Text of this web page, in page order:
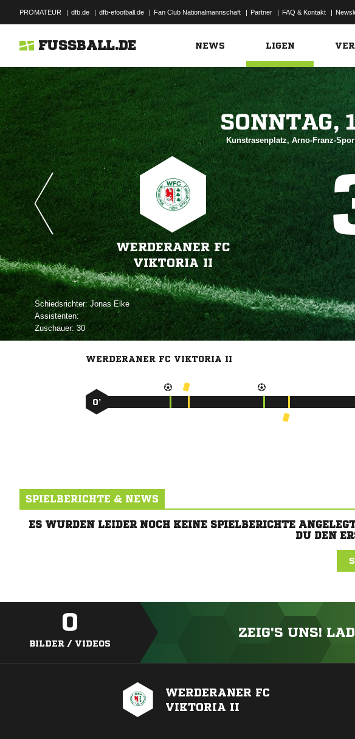
PROMATEUR | dfb.de | dfb-efootball.de | Fan Club Nationalmannschaft | Partner | FAQ & Kontakt |
FUSSBALL.DE NEWS LIGEN

Kunstrasenplatz, Arno-Franz-
WERDERANER FC
VIKTORIA II
Schiedsrichter: 
Assistenten:
Zuschauer:30
WERDERANER FC VIKTORIA II
0’
SPIELBERICHTE & NEWS
ES WURDEN LEIDER NOCH KEINE SPIELBERICHTE
DU DEN
0
BILDER / VIDEOS
ZEIG'S UNS!
WERDERANER FC
VIKTORIA II